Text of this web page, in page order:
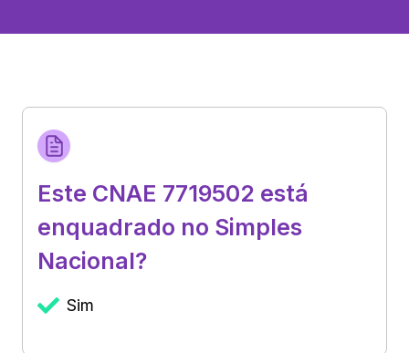
Este CNAE 7719502 está
enquadrado no Simples
Nacional?
Sim